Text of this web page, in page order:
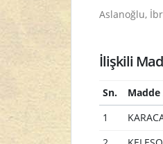
Aslanoğlu,
İlişkili
Sn. Madde
1